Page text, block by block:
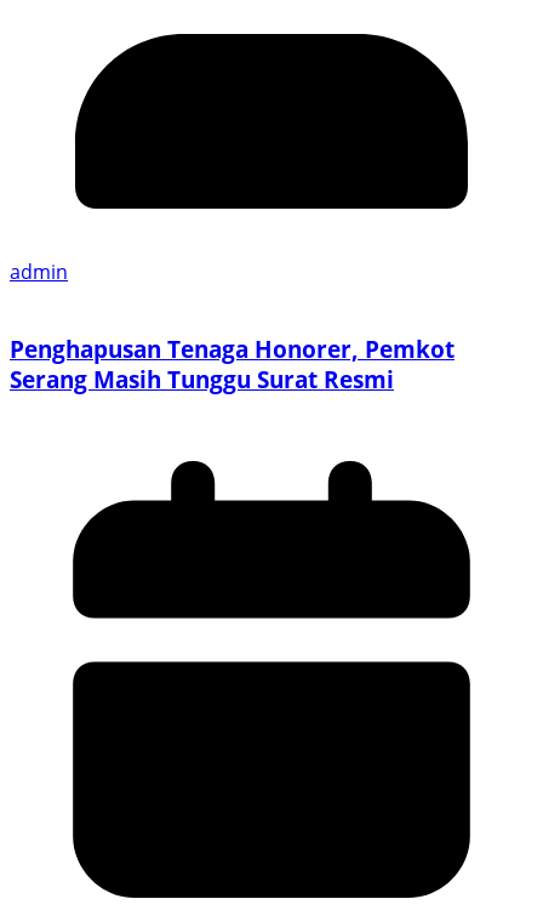
admin
Penghapusan Tenaga Honorer, Pemkot
Serang Masih Tunggu Surat Resmi